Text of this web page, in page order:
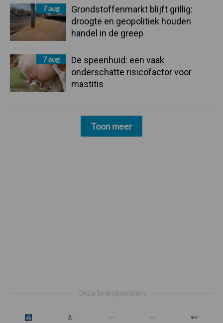
7 aug
Grondstoffenmarkt blijft grillig:
droogte en geopolitiek houden
handel in de greep
7 aug
De speenhuid: een vaak
onderschatte risicofactor voor
mastitis
Toon meer
Onze brandpartners